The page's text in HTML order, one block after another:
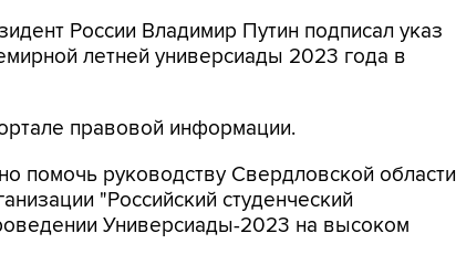
России Владимир Путин подписал указ
летней универсиады 2023 года в
правовой информации.
помочь руководству Свердловской области
"Российский студенческий
Универсиады-2023 на высоком